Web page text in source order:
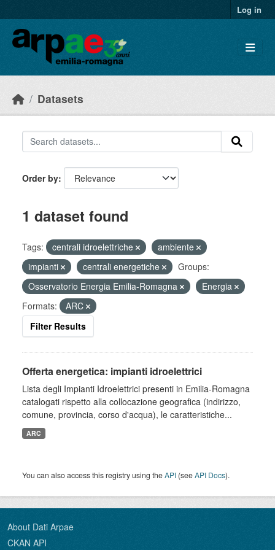
Log in
Datasets
Order by
1 dataset found
Tags: centrali idroelettriche
ambiente
impianti
centrali energetiche
Groups:
Osservatorio Energia Emilia-Romagna
Energia
Formats:
ARC
Filter Results
Offerta energetica: impianti idroelettrici
Lista degli Impianti Idroelettrici presenti in Emilia-Romagna
catalogati rispetto alla collocazione geografica (indirizzo,
comune, provincia, corso d'acqua), le caratteristiche...
ARC
You can also access this registry using theAPI (seeAPI Docs).
About Dati Arpae
CKAN API